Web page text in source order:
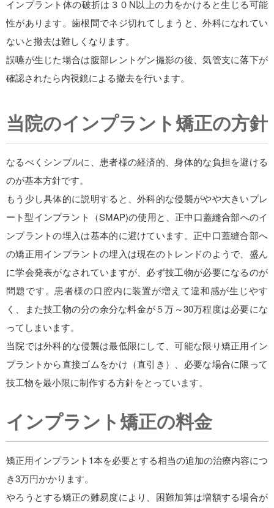
インプラント体の破折は３０N以上の力をかけると生じる可能
性があります。歯根間でネジ切れてしまうと、外科になれてい
ないと撤去は難しくなります。
誤嚥が生じた場合は腹部レントゲン撮影の後、気管支に落下が
確認されたら内視鏡による撤去を行います。
当院のインプラント矯正の方針
なるべくシンプルに、患者様の経済的、身体的な負担を避ける
のが基本方針です。
もう少し具体的に説明すると、外科的な侵襲がやや大きいプレ
ート型インプラント（SMAP)の使用と、正中口蓋縫合部へのイ
ンプラントの埋入は基本的に避けています。正中口蓋縫合部へ
の矯正用インプラントの埋入は現在のトレンドのようで、盛ん
に学会発表がなされていますが、必ず技工物が必要になるのが
問題です。患者様の口腔内に装置が増えて違和感が生じやす
く、また技工物の分の余分な料金が５万～30万程度は必要にな
ってしまいます。
当院では外科的な侵襲は最低限にして、可能な限り矯正用イン
プラントから直接ゴムをかけ（直引き）、必要な場合に限って
技工物を最小限に制作する方針をとっています。
インプラント矯正の料金
矯正用インプラント1本を必要とする相当の追加の治療内容につ
き3万円かかります。
やろうとする矯正の難易度により、困難加算は増額する場合が